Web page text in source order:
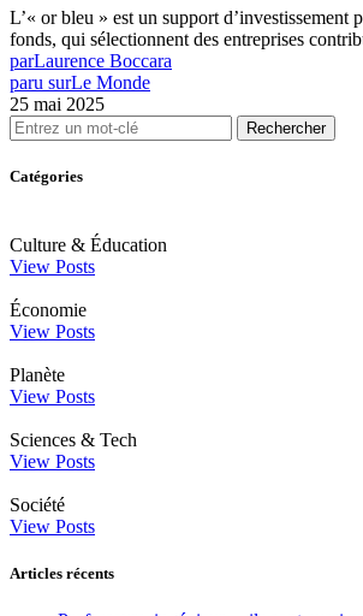
L’« or bleu » est un support d’investissement
fonds, qui sélectionnent des entreprises
parLaurence Boccara
paru surLe Monde
25 mai 2025
Rechercher
Catégories
Culture & Éducation
View Posts
Économie
View Posts
Planète
View Posts
Sciences & Tech
View Posts
Société
View Posts
Articles récents